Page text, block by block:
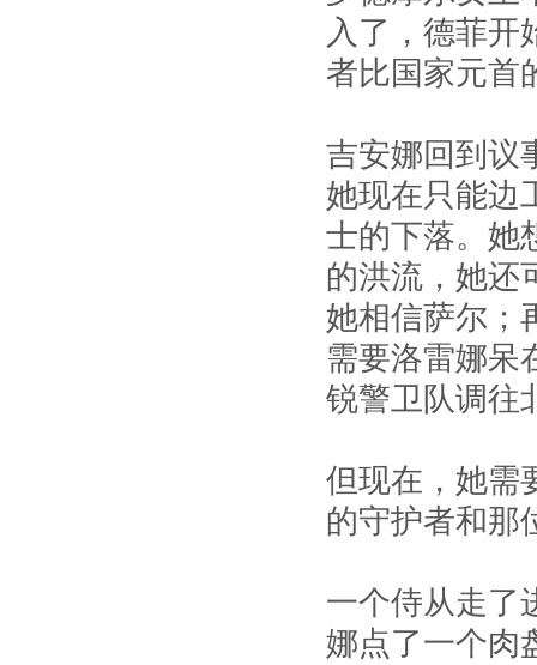
入了，德菲开
者比国家元首
吉安娜回到议
她现在只能边
士的下落。她
的洪流，她还
她相信萨尔；
需要洛雷娜呆
锐警卫队调往
但现在，她需
的守护者和那
一个侍从走了
娜点了一个肉